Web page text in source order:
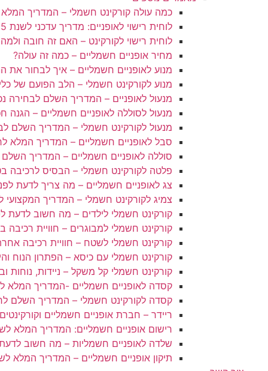
כמה עולה קורקינט חשמלי – המדריך
לוחית רישוי לאופניים: מדריך עדכני לשנת 2025
לוחית רישוי לקורקינט – האם זה חובה
מחיר אופניים חשמליים – כמה זה עולה?
מנוע לאופניים חשמליים – איך לבחור את
מנוע לקורקינט חשמלי – הלב הפועם של
מנעול לאופניים – המדריך השלם לבחירה
מנעול לסוללה לאופניים חשמליים – הגנה
מנעול לקורקינט חשמלי – המדריך השלם
סבל לאופניים חשמליים – המדריך המלא
סוללה לאופניים חשמליים – המדריך
פלטה לקורקינט חשמלי – הבסיס לרכיבה
צג לאופניים חשמליים – מה צריך לדעת
צמיג לקורקינט חשמלי – המדריך המקצועי
קורקינט חשמלי לילדים – מה חשוב לדעת
קורקינט חשמלי למבוגרים – חוויית רכיבה
קורקינט חשמלי לשטח – חוויית רכיבה
קורקינט חשמלי עם כיסא – הפתרון הנוח
קורקינט חשמלי קל משקל – ניידות, נוחות
קסדה לאופניים חשמליים -המדריך המלא
קסדה לקורקינט חשמלי – המדריך השלם
ריידר – חברת אופניים חשמליים
רישום אופניים חשמליים: המדריך המלא לשנת
שלדה לאופניים חשמליות – מה חשוב
תיקון אופניים חשמליים – המדריך המלא